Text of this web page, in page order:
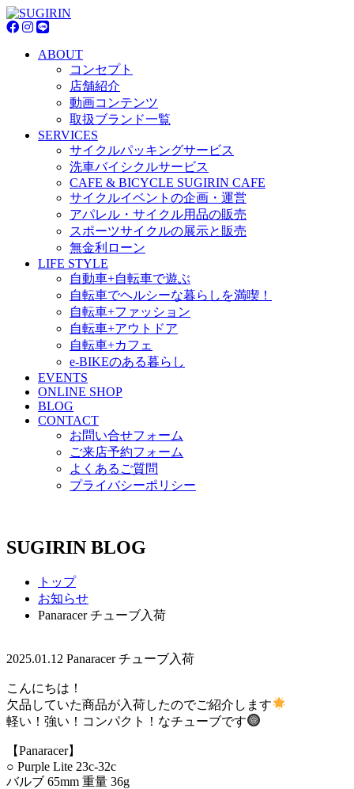
ABOUT
コンセプト
店舗紹介
動画コンテンツ
取扱ブランド一覧
SERVICES
サイクルパッキングサービス
洗車バイシクルサービス
CAFE & BICYCLE SUGIRIN CAFE
サイクルイベントの企画・運営
アパレル・サイクル用品の販売
スポーツサイクルの展示と販売
無金利ローン
LIFE STYLE
自動車+自転車で遊ぶ
自転車でヘルシーな暮らしを満喫！
自転車+ファッション
自転車+アウトドア
自転車+カフェ
e-BIKEのある暮らし
EVENTS
ONLINE SHOP
BLOG
CONTACT
お問い合せフォーム
ご来店予約フォーム
よくあるご質問
プライバシーポリシー
SUGIRIN BLOG
トップ
お知らせ
Panaracer チューブ入荷
2025.01.12 Panaracer チューブ入荷
こんにちは！
欠品していた商品が入荷したのでご紹介します
軽い！強い！コンパクト！なチューブです
【Panaracer】
○ Purple Lite 23c-32c
バルブ 65mm 重量 36g